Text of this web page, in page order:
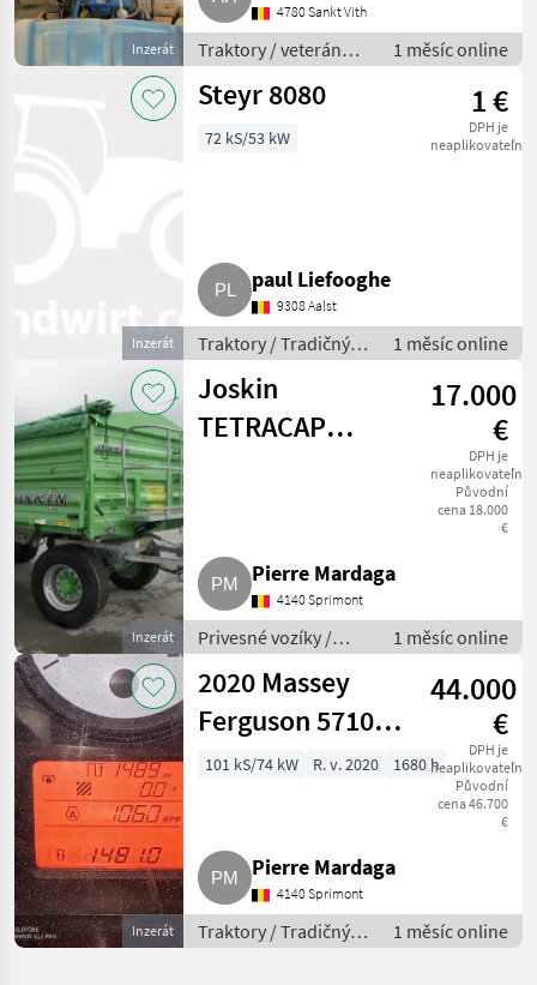
Inzerát
4780 Sankt Vith
Traktory / veterán
traktory
1 měsíc online
Inzerát
Steyr 8080 1 €
DPH je
neaplikovateľné
72 kS/53 kW
paul Liefooghe
9308 Aalst
Traktory / Tradičný
traktor
1 měsíc online
Inzerát
Joskin
TETRACAP
17.000
€
DPH je
neaplikovateľné
Původní
cena 18.000
€
Pierre Mardaga
4140 Sprimont
Privesné vozíky /
Ostatné privesné
vozíky
1 měsíc online
Inzerát
2020 Massey
Ferguson 5710M
Traktor
44.000
€
DPH je
neaplikovateľné
Původní
cena 46.700
€
101 kS/74 kW R. v. 2020 1680 h
Pierre Mardaga
4140 Sprimont
Traktory / Tradičný
traktor
1 měsíc online